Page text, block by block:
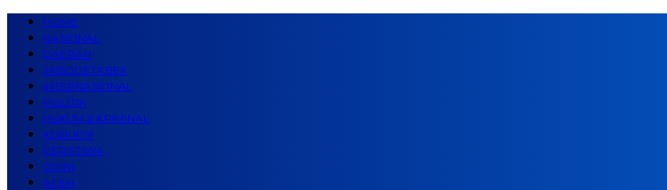
HOME
NASIONAL
DAERAH
JABODETABEK
INTERNASIONAL
POLITIK
HUKUM & KRIMINAL
KORUPSI
PERISTIWA
OPINI
ACEH